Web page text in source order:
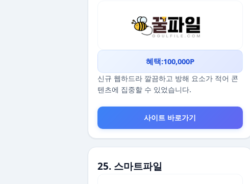
혜택:100,000P
신규 웹하드라 깔끔하고 방해 요소가 적어 콘
텐츠에 집중할 수 있었습니다.
사이트 바로가기
25. 스마트파일